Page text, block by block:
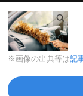
※画像の出典等は記